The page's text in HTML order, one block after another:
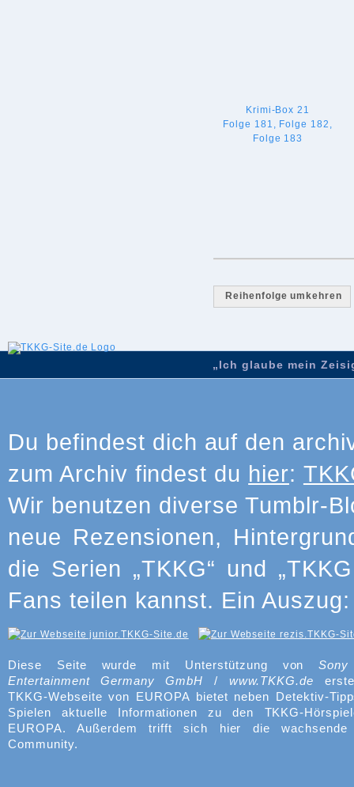
Krimi-Box 21
Folge 181, Folge 182,
Folge 183
Reihenfolge umkehren
„Ich glaube mein
Du befindest dich auf den
zum Archiv findest du hier:
Wir benutzen diverse Tumblr-
neue Rezensionen,
die Serien „TKKG“ und
Fans teilen kannst. Ein Auszug:
Diese Seite wurde mit Unterstützung von
Entertainment Germany GmbH / www.TKKG.de
TKKG-Webseite von EUROPA bietet neben Detektiv-
Spielen aktuelle Informationen zu den TKKG-
EUROPA. Außerdem trifft sich hier die wachsende
Community.